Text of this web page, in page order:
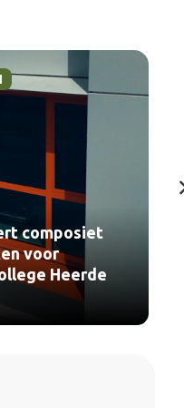
composiet
voor
Heerde